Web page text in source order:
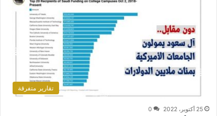
تقارير متفرقة
25 أكتوبر، 2022 0